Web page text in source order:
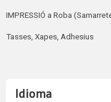
Idioma
IMPRESSIÓ a Roba
Tasses, Xapes, Adhesius